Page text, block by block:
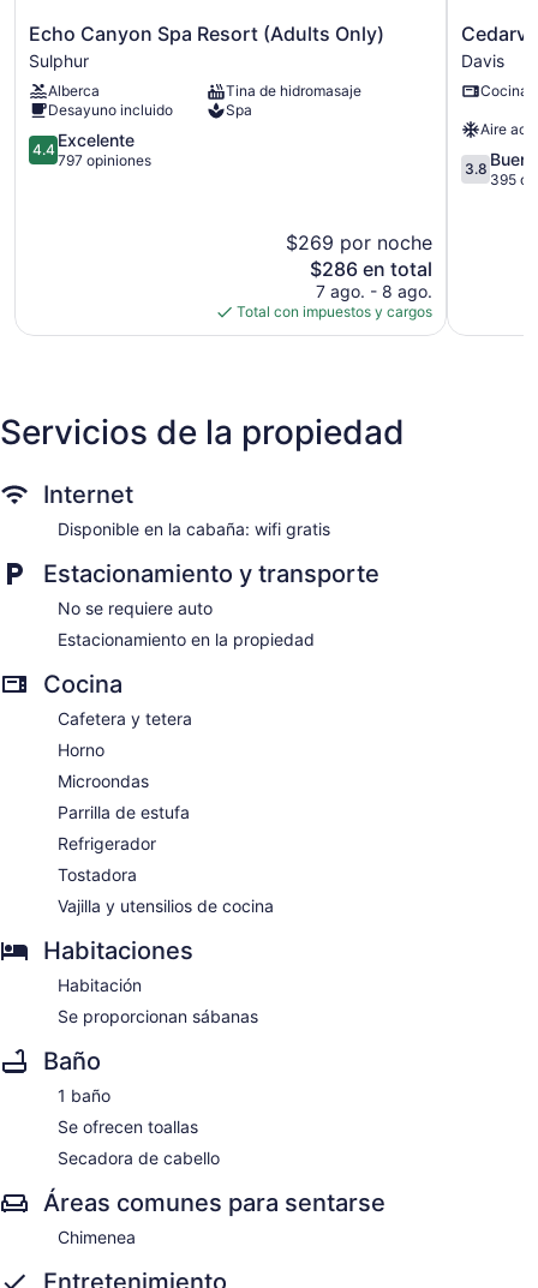
Echo
Canyon
Spa
Resort
(Adults
Only)
Sulphur
Echo Canyon Spa Resort (Adults Only)
Sulphur
Alberca
Tina de hidromasaje
Desayuno incluido
Spa
4.4
de
4.4 Excelente
797 opiniones
$269 por noche
El
precio
actual
es
$286 en total
7 ago. - 8 ago.
Total con impuestos y cargos
Cabins
at
Turner
Falls
Davis
Davis
Cocina
Aire
3.8
de
3.8 Bueno
395
Servicios de la propiedad
Internet
Disponible en la cabaña: wifi gratis
Estacionamiento y transporte
No se requiere auto
Estacionamiento en la propiedad
Cocina
Cafetera y tetera
Horno
Microondas
Parrilla de estufa
Refrigerador
Tostadora
Vajilla y utensilios de cocina
Habitaciones
Habitación
Se proporcionan sábanas
Baño
1 baño
Se ofrecen toallas
Secadora de cabello
Áreas comunes para sentarse
Chimenea
Entretenimiento